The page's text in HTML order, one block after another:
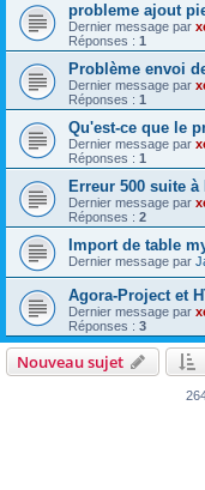
probleme ajout
Dernier message par
Réponses : 1
Problème envoi
Dernier message par
Réponses : 1
Qu'est-ce que le
Dernier message par
Réponses : 1
Erreur 500 suite à
Dernier message par
Réponses : 2
Import de table
Dernier message par
Agora-Project et
Dernier message par
Réponses : 3
Nouveau sujet